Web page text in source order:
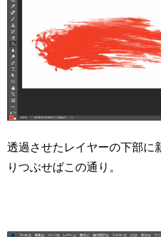
透過させたレイヤーの下部に
りつぶせばこの通り。